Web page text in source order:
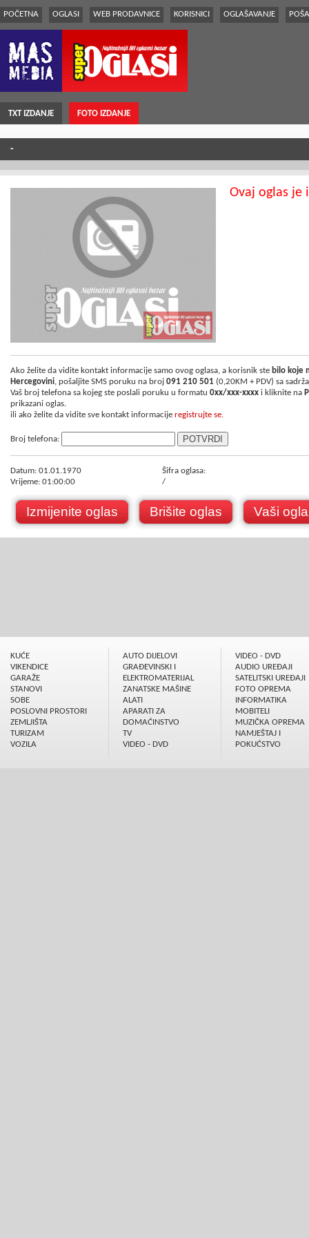
POČETNA OGLASI WEB PRODAVNICE KORISNICI OGLAŠAVANJE
TXT IZDANJE FOTO IZDANJE
-
Ovaj oglas je
Ako želite da vidite kontakt informacije samo ovog oglasa, a korisnik ste bilo koje
Hercegovini, pošaljite SMS poruku na broj 091 210 501 (0,20KM + PDV) sa
Vaš broj telefona sa kojeg ste poslali poruku u formatu 0xx/xxx-xxxx i kliknite na
prikazani oglas.
ili ako želite da vidite sve kontakt informacije registrujte se.
Broj telefona:
Datum: 01.01.1970
Vrijeme: 01:00:00
Šifra oglasa:
/
Izmijenite oglas Brišite oglas Vaši
KUĆE
VIKENDICE
GARAŽE
STANOVI
SOBE
POSLOVNI PROSTORI
ZEMLJIŠTA
TURIZAM
VOZILA
AUTO DIJELOVI
GRAÐEVINSKI I
ELEKTROMATERIJAL
ZANATSKE MAŠINE
ALATI
APARATI ZA
DOMAĆINSTVO
TV
VIDEO - DVD
VIDEO - DVD
AUDIO UREÐAJI
SATELITSKI UREÐAJI
FOTO OPREMA
INFORMATIKA
MOBITELI
MUZIČKA OPREMA
NAMJEŠTAJ I
POKUĆSTVO